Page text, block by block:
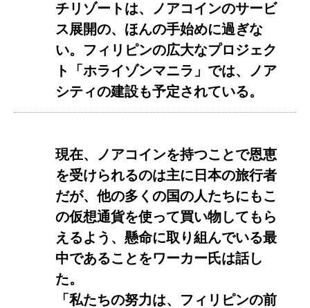
チリゾートは、ノアコインのサービ
ス展開の、ほんの手始めに過ぎな
い。フィリピンの広大なプロジェク
ト「ホライゾンマニラ」では、ノア
シティの建設も予定されている。
現在、ノアコインを持つことで恩恵
を受けられるのは主に日本の旅行者
だが、他の多くの国の人たちにもこ
の仮想通貨を使って買い物してもら
えるよう、懸命に取り組んでいる最
中であることをワーカー氏は話し
た。
「私たちの努力は、フィリピンの前